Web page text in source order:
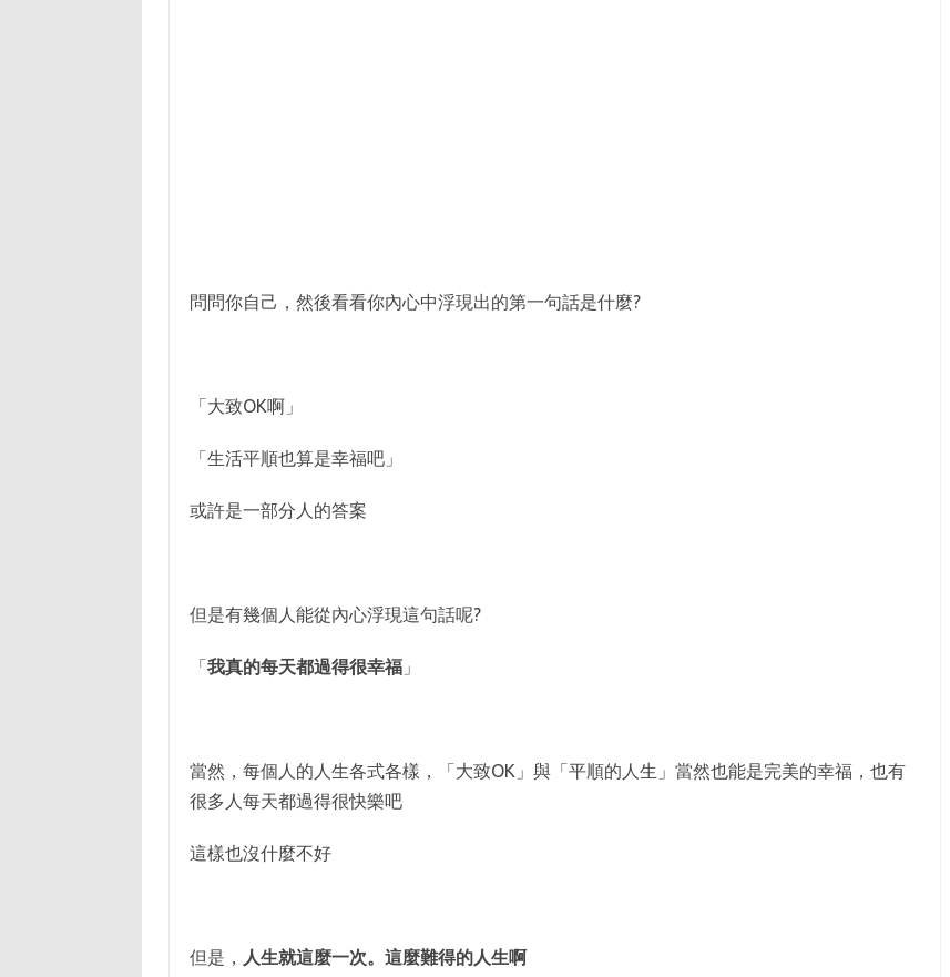
問問你自己，然後看看你內心中浮現出的第一句話是什麼?
「大致OK啊」
「生活平順也算是幸福吧」
或許是一部分人的答案
但是有幾個人能從內心浮現這句話呢?
「我真的每天都過得很幸福 」
當然，每個人的人生各式各樣，「大致OK」與「平順的人生」當然也能是完美的幸福，也有
很多人每天都過得很快樂吧
這樣也沒什麼不好
但是， 人生就這麼一次。這麼難得的人生啊